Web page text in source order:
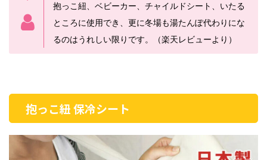
抱っこ紐、ベビーカー、チャイルドシート、いたる
ところに使用でき、更に冬場も湯たんぽ代わりにな
るのはうれしい限りです。（楽天レビューより）
抱っこ紐 保冷シート